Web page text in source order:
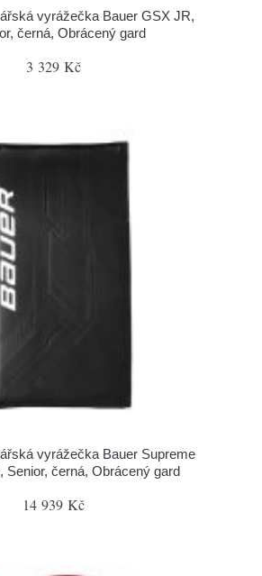
vyrážečka Bauer GSX JR,
černá, Obrácený gard
3 329 Kč
vyrážečka Bauer Supreme
Senior, černá, Obrácený gard
14 939 Kč